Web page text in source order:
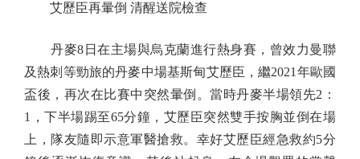
艾歷臣再暈倒 清醒送院檢查
丹麥8日在主場與烏克蘭進行熱身賽，曾效力曼聯
及熱刺等勁旅的丹麥中場基斯甸艾歷臣，繼2021年歐國
盃後，再次在比賽中突然暈倒。當時丹麥半場領先2：
1，下半場踢至65分鐘，艾歷臣突然雙手按胸並倒在場
上，隊友隨即示意軍醫搶救。幸好艾歷臣經急救約5分